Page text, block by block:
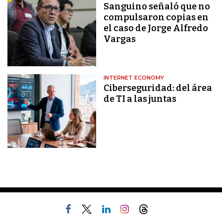
Sanguino señaló que no
compulsaron copias en
el caso de Jorge Alfredo
Vargas
INTERNET ECONOMY
Ciberseguridad: del área
de TI a las juntas